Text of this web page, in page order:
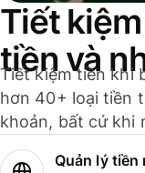
Tiết
tiền và
Tiết kiệm tiền khi
hơn 40+ loại tiền
khoản, bất cứ khi
Quản lý tiền